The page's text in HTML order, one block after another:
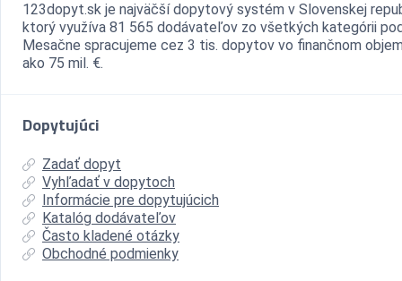
123dopyt.sk je najväčší dopytový systém v Slovenskej
ktorý využíva 81 565 dodávateľov zo všetkých kategórii
Mesačne spracujeme cez 3 tis. dopytov vo finančnom
ako 75 mil. €.
Dopytujúci
Zadať dopyt
Vyhľadať v dopytoch
Informácie pre dopytujúcich
Katalóg dodávateľov
Často kladené otázky
Obchodné podmienky